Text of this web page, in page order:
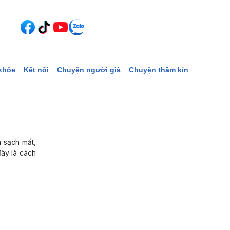
Kết nối Chuyện người già Chuyện thầm kín
mắt,
là cách